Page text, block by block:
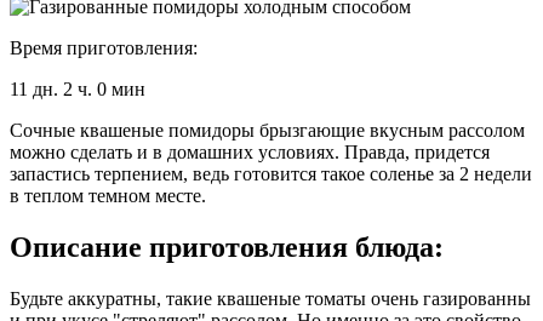
Время приготовления:
11 дн. 2 ч. 0 мин
Сочные квашеные помидоры брызгающие вкусным рассолом
можно сделать и в домашних условиях. Правда, придется
запастись терпением, ведь готовится такое соленье за 2 недели
в теплом темном месте.
Описание приготовления блюда:
Будьте аккуратны, такие квашеные томаты очень газированны